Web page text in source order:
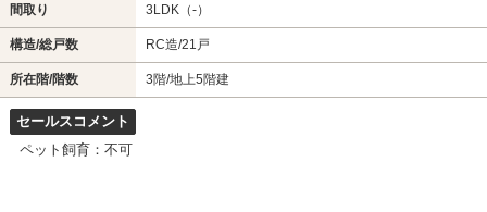
間取り 3LDK（-）
構造/総戸数 RC造/21戸
所在階/階数 3階/地上5階建
セールスコメント
ペット飼育：不可